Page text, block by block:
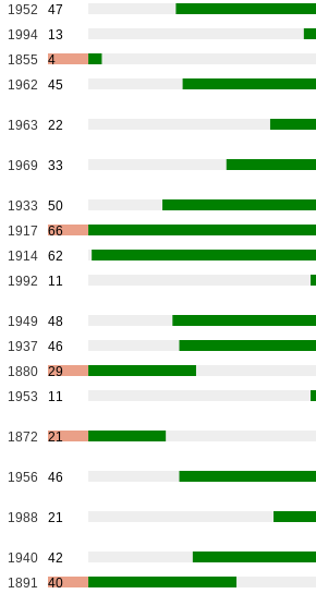
1952
47
1994
13
1855
4
1962 45
1963 22
1969 33
1933
50
1917
66
1914
62
1992 11
1949
48
1937
46
1880
29
1953 11
1872 21
1956 46
1988 21
1940
42
1891 40